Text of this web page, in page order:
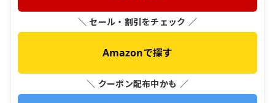
＼ セール・割引をチェック ／
Amazonで探す
＼ クーポン配布中かも ／